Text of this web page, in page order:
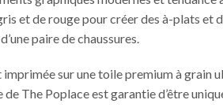
et de rouge pour créer des à-plats et
paire de chaussures.
sur une toile premium à
The Poplace est garantie d’être